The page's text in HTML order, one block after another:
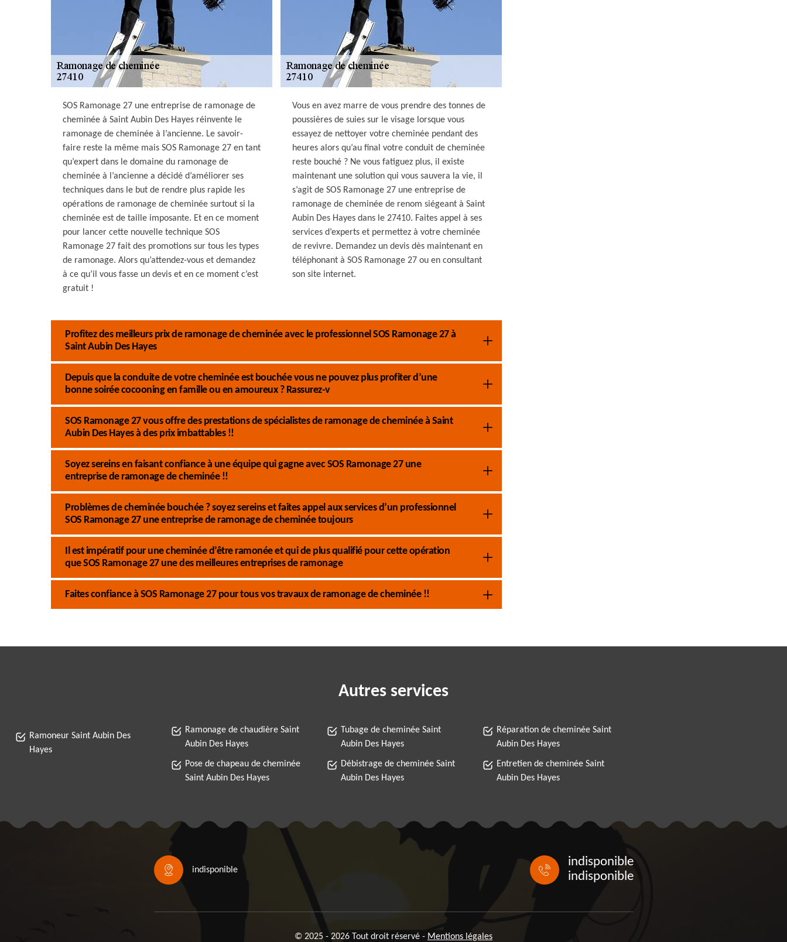
SOS Ramonage 27 une entreprise de ramonage de
cheminée à Saint Aubin Des Hayes réinvente le
ramonage de cheminée à l’ancienne. Le savoir-
faire reste la même mais SOS Ramonage 27 en tant
qu’expert dans le domaine du ramonage de
cheminée à l’ancienne a décidé d’améliorer ses
techniques dans le but de rendre plus rapide les
opérations de ramonage de cheminée surtout si la
cheminée est de taille imposante. Et en ce moment
pour lancer cette nouvelle technique SOS
Ramonage 27 fait des promotions sur tous les types
de ramonage. Alors qu’attendez-vous et demandez
à ce qu’il vous fasse un devis et en ce moment c’est
gratuit !
Vous en avez marre de vous prendre des tonnes de
poussières de suies sur le visage lorsque vous
essayez de nettoyer votre cheminée pendant des
heures alors qu’au final votre conduit de cheminée
reste bouché ? Ne vous fatiguez plus, il existe
maintenant une solution qui vous sauvera la vie, il
s’agit de SOS Ramonage 27 une entreprise de
ramonage de cheminée de renom siégeant à Saint
Aubin Des Hayes dans le 27410. Faites appel à ses
services d’experts et permettez à votre cheminée
de revivre. Demandez un devis dès maintenant en
téléphonant à SOS Ramonage 27 ou en consultant
son site internet.
Profitez des meilleurs prix de ramonage de cheminée avec le professionnel SOS Ramonage 27 à
Saint Aubin Des Hayes
Depuis que la conduite de votre cheminée est bouchée vous ne pouvez plus profiter d’une
bonne soirée cocooning en famille ou en amoureux ? Rassurez-v
SOS Ramonage 27 vous offre des prestations de spécialistes de ramonage de cheminée à Saint
Aubin Des Hayes à des prix imbattables !!
Soyez sereins en faisant confiance à une équipe qui gagne avec SOS Ramonage 27 une
entreprise de ramonage de cheminée !!
Problèmes de cheminée bouchée ? soyez sereins et faites appel aux services d’un professionnel
SOS Ramonage 27 une entreprise de ramonage de cheminée toujours
Il est impératif pour une cheminée d’être ramonée et qui de plus qualifié pour cette opération
que SOS Ramonage 27 une des meilleures entreprises de ramonage
Faites confiance à SOS Ramonage 27 pour tous vos travaux de ramonage de cheminée !!
Autres services
Ramoneur Saint Aubin Des
Hayes
Ramonage de chaudière Saint
Aubin Des Hayes
Pose de chapeau de cheminée
Saint Aubin Des Hayes
Tubage de cheminée Saint
Aubin Des Hayes
Débistrage de cheminée Saint
Aubin Des Hayes
Réparation de cheminée Saint
Aubin Des Hayes
Entretien de cheminée Saint
Aubin Des Hayes
indisponible
indisponible
indisponible
© 2025 - 2026 Tout droit réservé - Mentions légales